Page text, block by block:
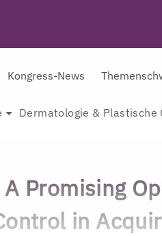
Kongress-News
Dermatologie & Plastische
Promising
in